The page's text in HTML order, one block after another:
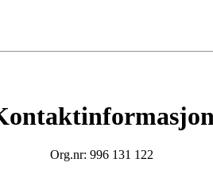
Org.nr: 996 131 122